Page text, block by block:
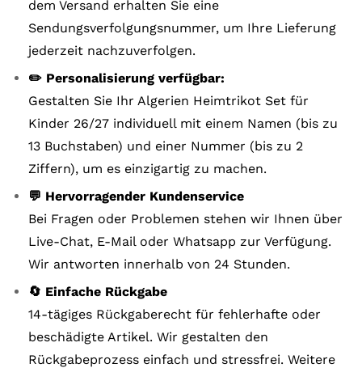
dem Versand erhalten Sie eine
Sendungsverfolgungsnummer, um Ihre Lieferung
jederzeit nachzuverfolgen.
✏️ Personalisierung verfügbar:
Gestalten Sie Ihr Algerien Heimtrikot Set für
Kinder 26/27 individuell mit einem Namen (bis zu
13 Buchstaben) und einer Nummer (bis zu 2
Ziffern), um es einzigartig zu machen.
💬 Hervorragender Kundenservice
Bei Fragen oder Problemen stehen wir Ihnen über
Live-Chat, E-Mail oder Whatsapp zur Verfügung.
Wir antworten innerhalb von 24 Stunden.
🔄 Einfache Rückgabe
14-tägiges Rückgaberecht für fehlerhafte oder
beschädigte Artikel. Wir gestalten den
Rückgabeprozess einfach und stressfrei. Weitere